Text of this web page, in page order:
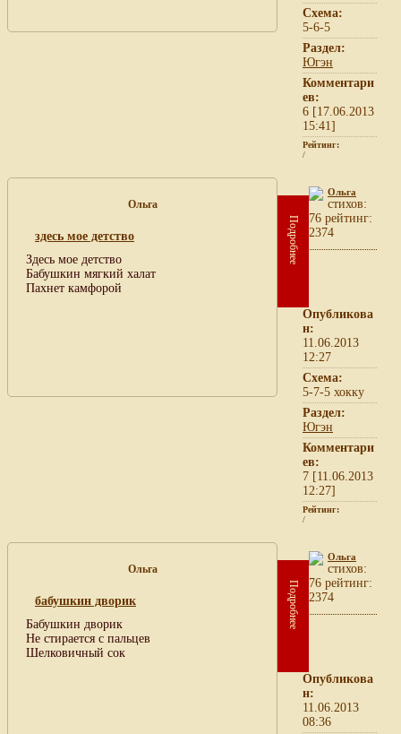
Схема:
5-6-5
Раздел:
Югэн
Комментари
ев:
6 [17.06.2013
15:41]
Рейтинг:
/
Ольга
здесь мое детство
Здесь мое детство
Бабушкин мягкий халат
Пахнет камфорой
Подробнее
Ольга
cтихов:
76 рейтинг:
2374
Опубликова
н:
11.06.2013
12:27
Схема:
5-7-5 хокку
Раздел:
Югэн
Комментари
ев:
7 [11.06.2013
12:27]
Рейтинг:
/
Ольга
бабушкин дворик
Бабушкин дворик
Не стирается с пальцев
Шелковичный сок
Подробнее
Ольга
cтихов:
76 рейтинг:
2374
Опубликова
н:
11.06.2013
08:36